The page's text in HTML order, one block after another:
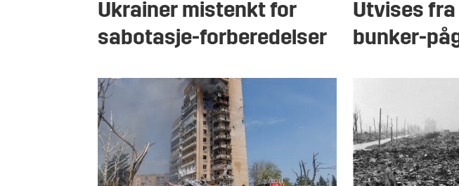
Ukrainer mistenkt for
sabotasje-forberedelser
Utvises
bunker-